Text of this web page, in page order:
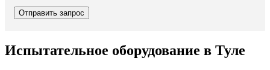
Испытательное оборудование в Туле